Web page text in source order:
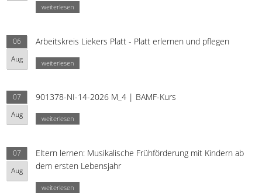
weiterlesen
06
Aug
Arbeitskreis Liekers Platt - Platt erlernen und pflegen
weiterlesen
07
Aug
901378-NI-14-2026 M_4 | BAMF-Kurs
weiterlesen
07
Aug
Eltern lernen: Musikalische Frühförderung mit Kindern ab
dem ersten Lebensjahr
weiterlesen